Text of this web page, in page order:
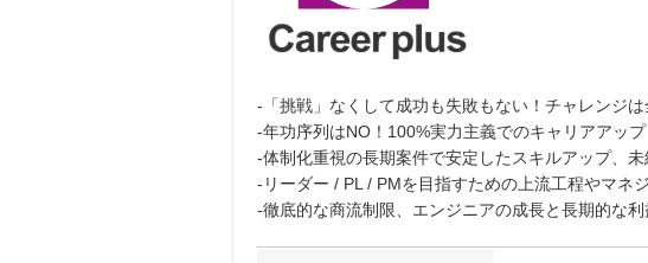
-「挑戦」なくして成功も失敗もない！チャレンジは
-年功序列はNO！100%実力主義でのキャリアアップ
-体制化重視の長期案件で安定したスキルアップ、
-リーダー / PL / PMを目指すための上流工程やマネ
-徹底的な商流制限、エンジニアの成長と長期的な